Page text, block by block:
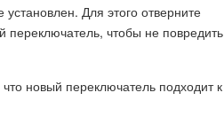
Для этого отверните
чтобы не повредить
новый переключатель подходит к